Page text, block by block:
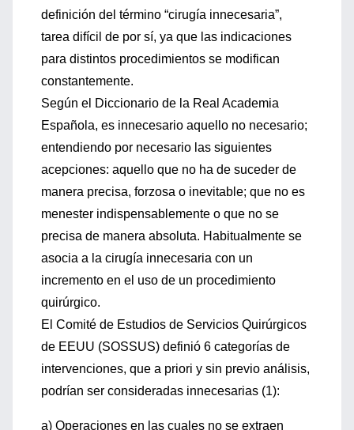
definición del término “cirugía innecesaria”,
tarea difícil de por sí, ya que las indicaciones
para distintos procedimientos se modifican
constantemente.
Según el Diccionario de la Real Academia
Española, es innecesario aquello no necesario;
entendiendo por necesario las siguientes
acepciones: aquello que no ha de suceder de
manera precisa, forzosa o inevitable; que no es
menester indispensablemente o que no se
precisa de manera absoluta. Habitualmente se
asocia a la cirugía innecesaria con un
incremento en el uso de un procedimiento
quirúrgico.
El Comité de Estudios de Servicios Quirúrgicos
de EEUU (SOSSUS) definió 6 categorías de
intervenciones, que a priori y sin previo análisis,
podrían ser consideradas innecesarias (1):
a) Operaciones en las cuales no se extraen